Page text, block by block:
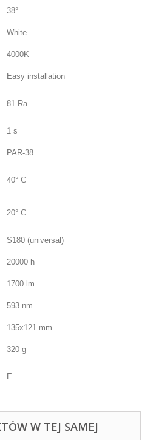
38°
White
4000K
Easy installation
81 Ra
1 s
PAR-38
40° C
20° C
S180 (universal)
20000 h
1700 lm
593 nm
135x121 mm
320 g
E
W TEJ SAMEJ